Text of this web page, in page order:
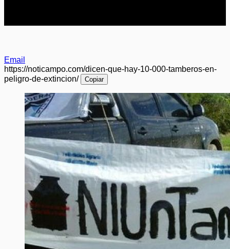
Email
https://noticampo.com/dicen-que-hay-10-000-tamberos-en-
peligro-de-extincion/
Copiar